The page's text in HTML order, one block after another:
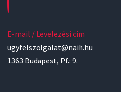
E-mail / Levelezési cím
ugyfelszolgalat@naih.hu
1363 Budapest, Pf.: 9.